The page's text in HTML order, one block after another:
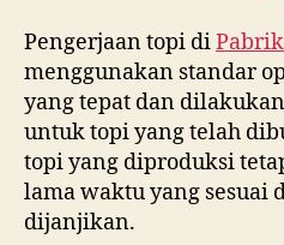
Pengerjaan topi di
menggunakan standar
yang tepat dan
untuk topi yang telah
topi yang diproduksi
lama waktu yang sesuai
dijanjikan.